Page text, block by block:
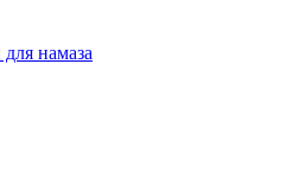
намаза